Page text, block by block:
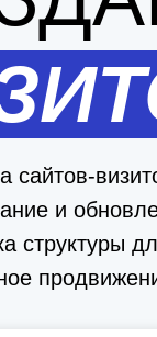
сайтов-
и
структуры